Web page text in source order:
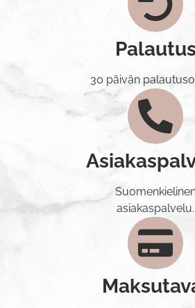
Palautus
30 päivän
asiakaspalvelu.